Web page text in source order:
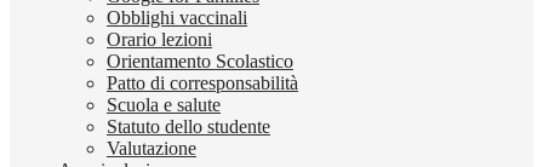
Obblighi vaccinali
Orario lezioni
Orientamento Scolastico
Patto di corresponsabilità
Scuola e salute
Statuto dello studente
Valutazione